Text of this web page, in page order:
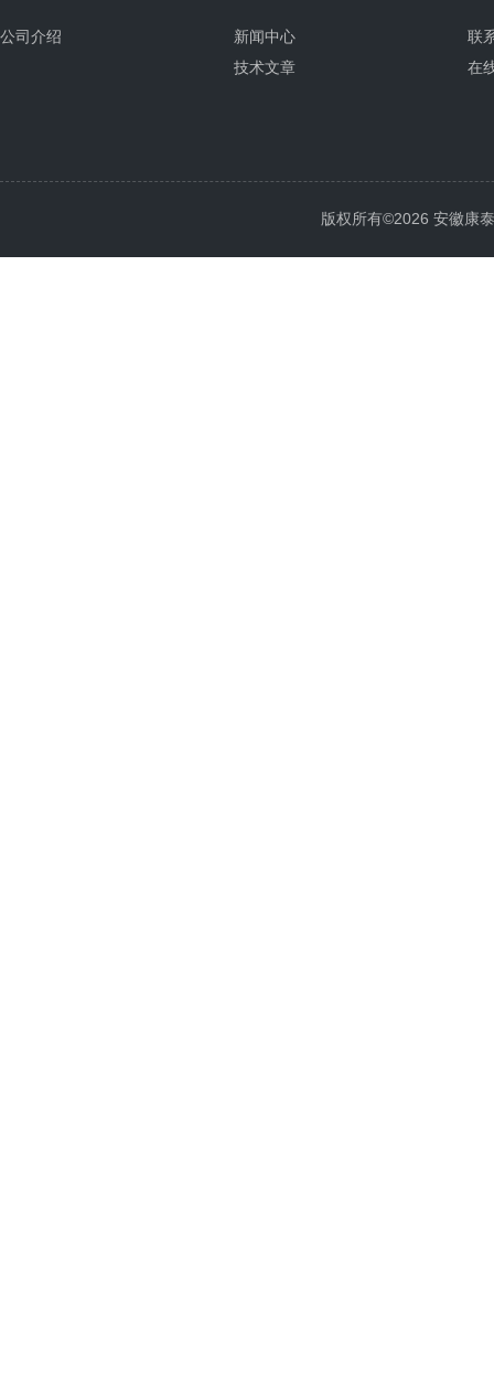
公司介绍
新闻中心
技术文章
联
在
版权所有©2026 安徽康